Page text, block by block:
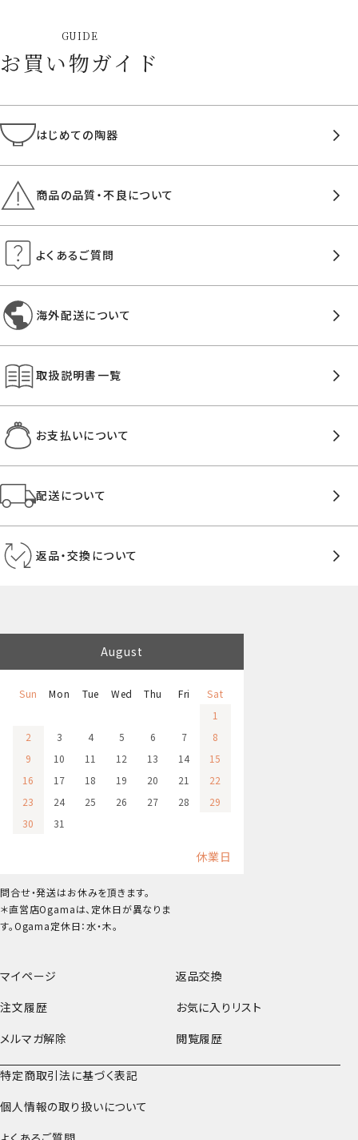
GUIDE
お買い物ガイド
はじめての陶器
商品の品質・不良について
よくあるご質問
海外配送について
取扱説明書一覧
お支払いについて
配送について
返品・交換について
マイページ
返品交換
注文履歴
お気に入りリスト
メルマガ解除
閲覧履歴
特定商取引法に基づく表記
個人情報の取り扱いについて
August
Sun Mon Tue Wed Thu Fri
Sat
1
2
3 4 5 6 7
8
9
10 11 12 13 14
15
16
17 18 19 20 21
22
23
24 25 26 27 28
29
30
31
休業日
問合せ・発送はお休みを頂きます。
＊直営店Ogamaは、定休日が異なりま
す。Ogama定休日：水・木。